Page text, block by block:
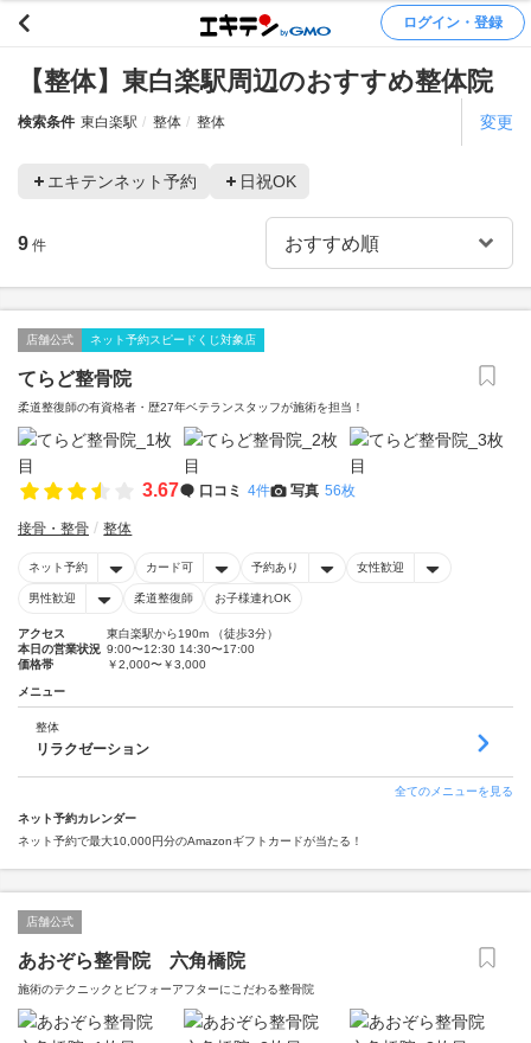
ログイン・登録
【整体】東白楽駅周辺のおすすめ整体院
検索条件 東白楽駅 整体 整体 変更
エキテンネット予約 日祝OK
9 件
店舗公式 ネット予約スピードくじ対象店
てらど整骨院
柔道整復師の有資格者・歴27年ベテランスタッフが施術を担当！
3.67 口コミ 4件 写真 56枚
接骨・整骨 整体
ネット予約 カード可 予約あり 女性歓迎
男性歓迎 柔道整復師 お子様連れOK
アクセス
東白楽駅から190m （徒歩3分）
本日の営業状況 9:00〜12:30 14:30〜17:00
価格帯
￥2,000〜￥3,000
メニュー
整体
リラクゼーション
全てのメニューを見る
ネット予約カレンダー
ネット予約で最大10,000円分のAmazonギフトカードが当たる！
店舗公式
あおぞら整骨院 六角橋院
施術のテクニックとビフォーアフターにこだわる整骨院